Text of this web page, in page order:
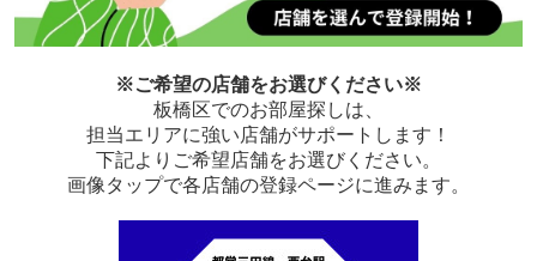
※ご希望の店舗をお選びください※
板橋区でのお部屋探しは、
担当エリアに強い店舗がサポートします！
下記よりご希望店舗をお選びください。
画像タップで各店舗の登録ページに進みます。